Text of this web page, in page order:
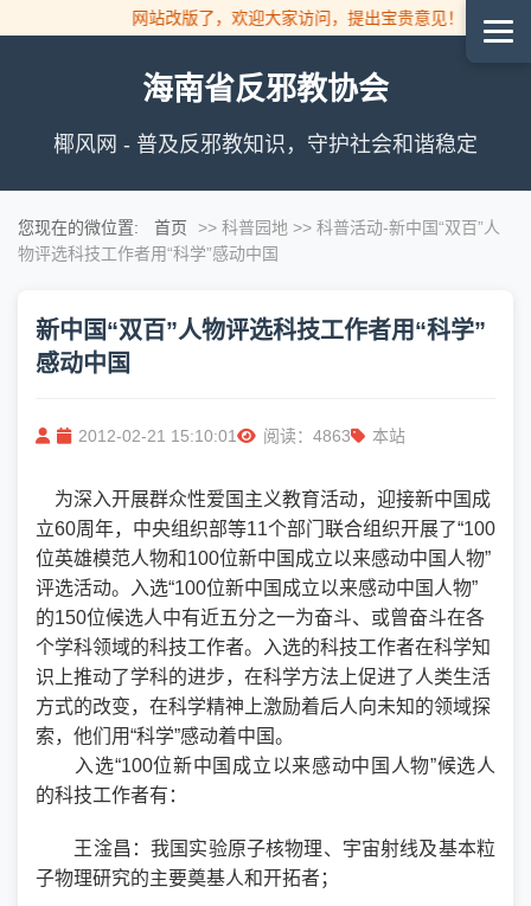
网站改版了，欢迎大家访问，提出宝贵意见！
海南省反邪教协会
椰风网 - 普及反邪教知识，守护社会和谐稳定
您现在的微位置: 首页 >> 科普园地 >> 科普活动-新中国“双百”人
物评选科技工作者用“科学”感动中国
新中国“双百”人物评选科技工作者用“科学”
感动中国
2012-02-21 15:10:01 阅读：4863 本站
为深入开展群众性爱国主义教育活动，迎接新中国成
立60周年，中央组织部等11个部门联合组织开展了“100
位英雄模范人物和100位新中国成立以来感动中国人物”
评选活动。入选“100位新中国成立以来感动中国人物”
的150位候选人中有近五分之一为奋斗、或曾奋斗在各
个学科领域的科技工作者。入选的科技工作者在科学知
识上推动了学科的进步，在科学方法上促进了人类生活
方式的改变，在科学精神上激励着后人向未知的领域探
索，他们用“科学”感动着中国。
入选“100位新中国成立以来感动中国人物”候选人
的科技工作者有：
王淦昌：我国实验原子核物理、宇宙射线及基本粒
子物理研究的主要奠基人和开拓者；